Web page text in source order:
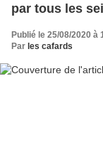
par tous les
Publié le 25/08/2020 à
Par les cafards